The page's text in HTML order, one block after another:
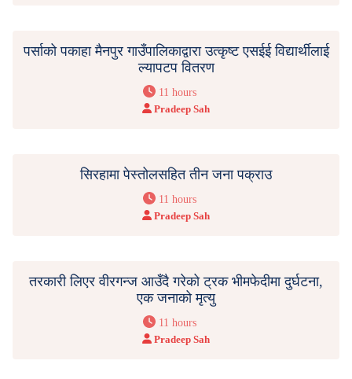
पर्साको पकाहा मैनपुर गाउँपालिकाद्वारा उत्कृष्ट एसईई विद्यार्थीलाई
ल्यापटप वितरण
11 hours
Pradeep Sah
सिरहामा पेस्तोलसहित तीन जना पक्राउ
11 hours
Pradeep Sah
तरकारी लिएर वीरगन्ज आउँदै गरेको ट्रक भीमफेदीमा दुर्घटना,
एक जनाको मृत्यु
11 hours
Pradeep Sah